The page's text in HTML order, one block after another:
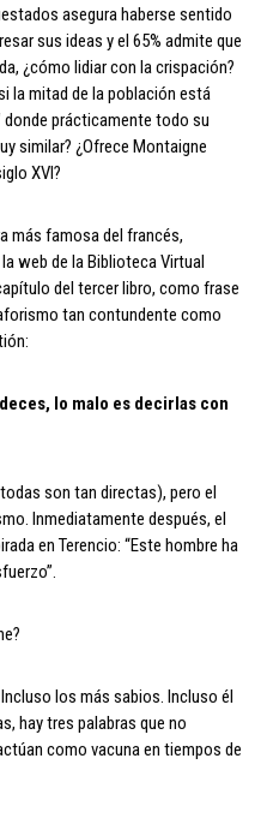
asegura haberse sentido
sus ideas y el 65% admite que
¿cómo lidiar con la crispación?
la mitad de la población está
donde prácticamente todo su
similar? ¿Ofrece Montaigne
XVI?
más famosa del francés,
web de la Biblioteca Virtual
del tercer libro, como frase
tan contundente como
lo malo es decirlas con
son tan directas), pero el
Inmediatamente después, el
en Terencio: “Este hombre ha
los más sabios. Incluso él
hay tres palabras que no
como vacuna en tiempos de